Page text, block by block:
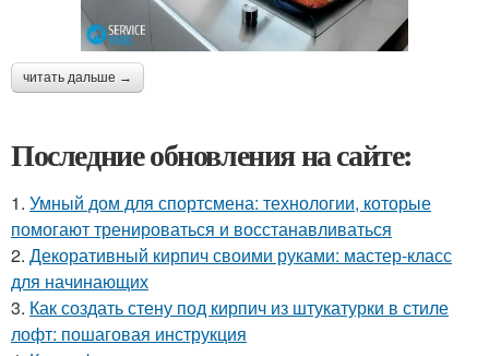
читать дальше →
Последние обновления на сайте:
1. Умный дом для спортсмена: технологии, которые
помогают тренироваться и восстанавливаться
2. Декоративный кирпич своими руками: мастер-класс
для начинающих
3. Как создать стену под кирпич из штукатурки в стиле
лофт: пошаговая инструкция